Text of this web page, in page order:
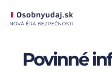
Povinné